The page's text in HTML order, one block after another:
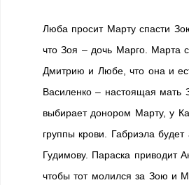
Люба просит Марту спасти
что Зоя – дочь Марго. Марта
Дмитрию и Любе, что она и
Василенко – настоящая мать
выбирает донором Марту, у
группы крови. Габриэла будет
Гудимову. Параска приводит
чтобы тот молился за Зою и